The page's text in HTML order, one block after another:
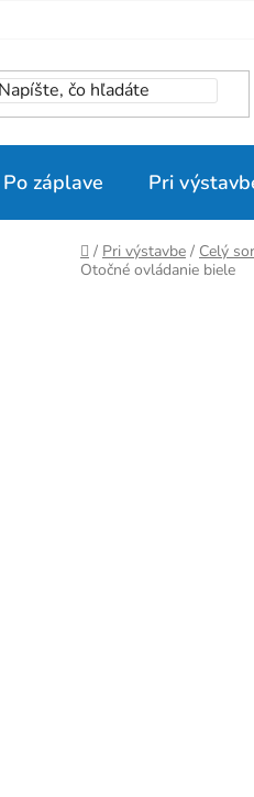
Po záplave Pri
Domov
/ Pri výstavbe / Celý
Otočné ovládanie biele